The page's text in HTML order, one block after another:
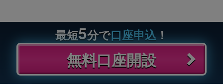
最短5分で口座申込！
無料口座開設